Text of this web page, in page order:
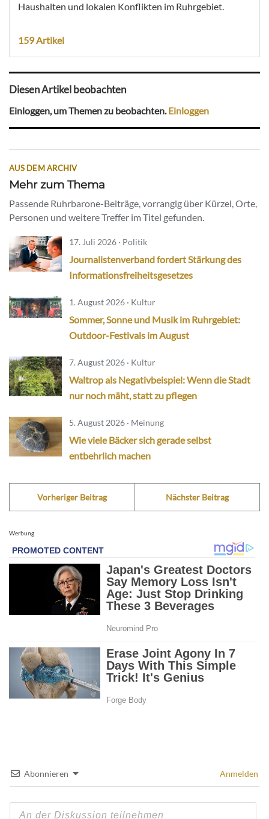
Haushalten und lokalen Konflikten im Ruhrgebiet.
159 Artikel
Diesen Artikel beobachten
Einloggen, um Themen zu beobachten.Einloggen
AUS DEM ARCHIV
Mehr zum Thema
Passende Ruhrbarone-Beiträge, vorrangig über Kürzel, Orte,
Personen und weitere Treffer im Titel gefunden.
17. Juli 2026 · Politik
Journalistenverband fordert Stärkung des
Informationsfreiheitsgesetzes
1. August 2026 · Kultur
Sommer, Sonne und Musik im Ruhrgebiet:
Outdoor-Festivals im August
7. August 2026 · Kultur
Waltrop als Negativbeispiel: Wenn die Stadt
nur noch mäht, statt zu pflegen
5. August 2026 · Meinung
Wie viele Bäcker sich gerade selbst
entbehrlich machen
Vorheriger Beitrag Nächster Beitrag
Werbung
Abonnieren Anmelden